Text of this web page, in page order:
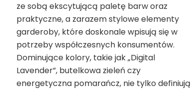
ze sobą ekscytującą paletę barw oraz
praktyczne, a zarazem stylowe elementy
garderoby, które doskonale wpisują się w
potrzeby współczesnych konsumentów.
Dominujące kolory, takie jak „Digital
Lavender”, butelkowa zieleń czy
energetyczna pomarańcz, nie tylko definiują